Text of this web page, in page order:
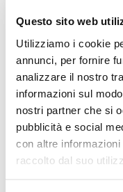
Questo sito web
Utilizziamo i cookie
annunci, per fornire
analizzare il nostro
informazioni sul
nostri partner che si
pubblicità e social
con altre
raccolto dal suo
Condividi
Disponibilità
Colore